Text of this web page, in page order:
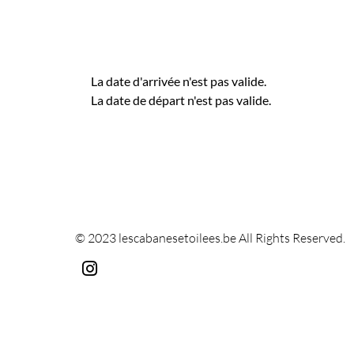
La date d'arrivée n'est pas valide.
La date de départ n'est pas valide.
© 2023 lescabanesetoilees.be All Rights Reserved.